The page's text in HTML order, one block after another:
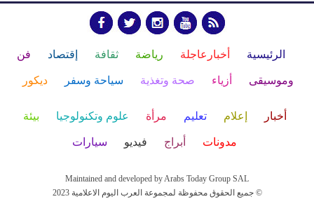
الرئيسية أخبارعاجلة رياضة ثقافة إقتصاد فن
وموسيقى أزياء صحة وتغذية سياحة وسفر ديكور
أخبار إعلام تعليم مرأة علوم وتكنولوجيا بيئة
مدونات أبراج فيديو سيارات
Maintained and developed by Arabs Today Group SAL
جميع الحقوق محفوظة لمجموعة العرب اليوم الاعلامية 2023 ©